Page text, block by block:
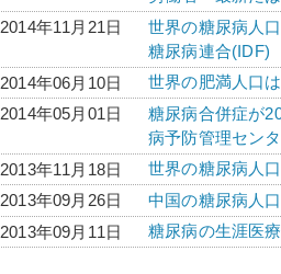
2014年11月21日
世界の糖尿病人
糖尿病連合(IDF)
2014年06月10日
世界の肥満人口
2014年05月01日
糖尿病合併症が
病予防管理セン
2013年11月18日
世界の糖尿病人
2013年09月26日
中国の糖尿病人
2013年09月11日
糖尿病の生涯医